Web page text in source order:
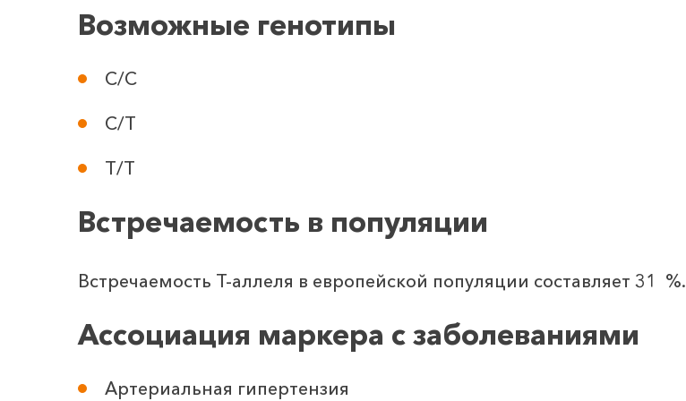
Возможные генотипы
С/С
С/Т
Т/Т
Встречаемость в популяции
Встречаемость Т-аллеля в европейской популяции составляет 31 %.
Ассоциация маркера с заболеваниями
Артериальная гипертензия